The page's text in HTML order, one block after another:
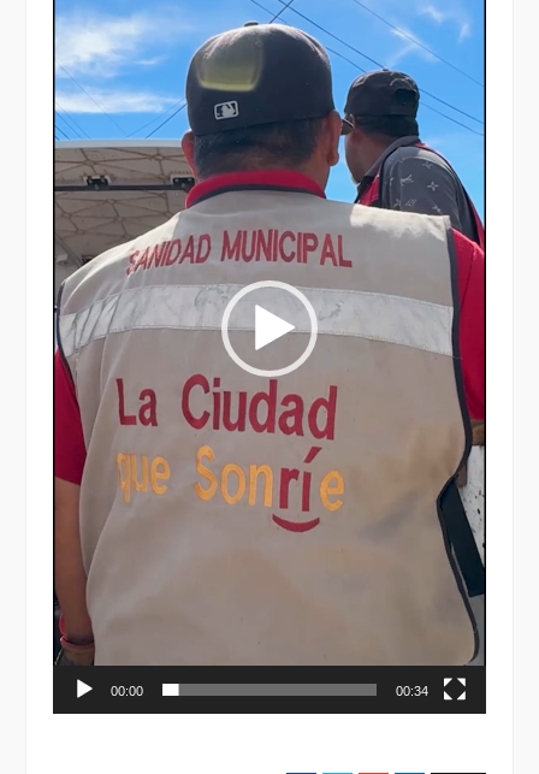
vídeo
00:00 00:34